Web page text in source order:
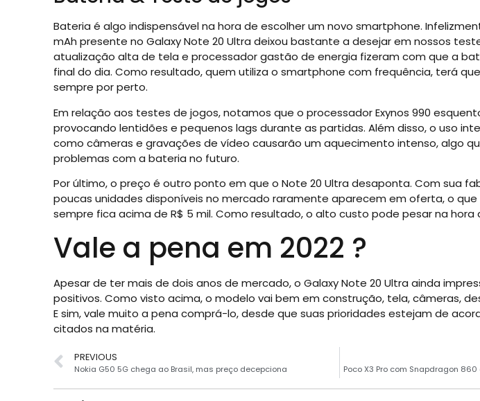
Bateria é algo indispensável na hora de escolher um novo smartphone.
mAh presente no Galaxy Note 20 Ultra deixou bastante a desejar em nossos
atualização alta de tela e processador gastão de energia fizeram com que a
final do dia. Como resultado, quem utiliza o smartphone com frequência, terá
sempre por perto.
Em relação aos testes de jogos, notamos que o processador Exynos 990
provocando lentidões e pequenos lags durante as partidas. Além disso, o uso
como câmeras e gravações de vídeo causarão um aquecimento intenso, algo
problemas com a bateria no futuro.
Por último, o preço é outro ponto em que o Note 20 Ultra desaponta. Com sua
poucas unidades disponíveis no mercado raramente aparecem em oferta, o
sempre fica acima de R$ 5 mil. Como resultado, o alto custo pode pesar na hora
Vale a pena em 2022 ?
Apesar de ter mais de dois anos de mercado, o Galaxy Note 20 Ultra ainda
positivos. Como visto acima, o modelo vai bem em construção, tela, câmeras,
E sim, vale muito a pena comprá-lo, desde que suas prioridades estejam de
citados na matéria.
PREVIOUS
Nokia G50 5G chega ao Brasil, mas preço decepciona Poco X3 Pro com Snapdragon